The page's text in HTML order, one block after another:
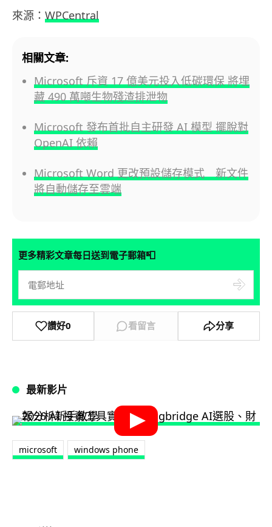
來源： WPCentral
相關文章:
Microsoft 斥資 17 億美元投入低碳環保 將埋
藏 490 萬噸生物殘渣排泄物
Microsoft 發布首批自主研發 AI 模型 擺脫對
OpenAI 依賴
Microsoft Word 更改預設儲存模式 新文件
將自動儲存至雲端
更多精彩文章每日送到電子郵箱📮
讚好0 看留言 分享
最新影片
microsoft windows phone